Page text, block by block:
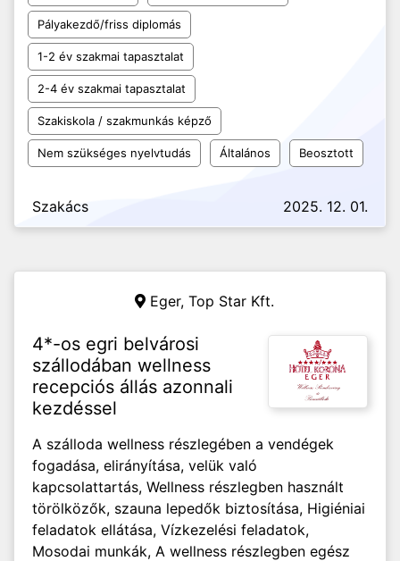
Pályakezdő/friss diplomás
1-2 év szakmai tapasztalat
2-4 év szakmai tapasztalat
Szakiskola / szakmunkás képző
Nem szükséges nyelvtudás Általános Beosztott
Szakács 2025. 12. 01.
Eger, Top Star Kft.
4*-os egri belvárosi
szállodában wellness
recepciós állás azonnali
kezdéssel
A szálloda wellness részlegében a vendégek
fogadása, elirányítása, velük való
kapcsolattartás, Wellness részlegben használt
törölközők, szauna lepedők biztosítása, Higiéniai
feladatok ellátása, Vízkezelési feladatok,
Mosodai munkák, A wellness részlegben egész